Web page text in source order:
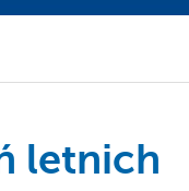
letnich